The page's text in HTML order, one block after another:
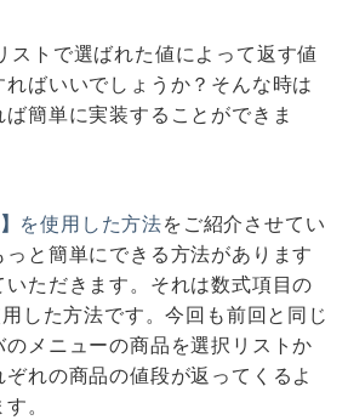
トで選ばれた値によって返す値
ばいいでしょうか？そんな時は
ば簡単に実装することができま
を使用した方法をご紹介させてい
っと簡単にできる方法があります
ただきます。それは数式項目の
した方法です。今回も前回と同じ
のメニューの商品を選択リストか
れの商品の値段が返ってくるよ
。